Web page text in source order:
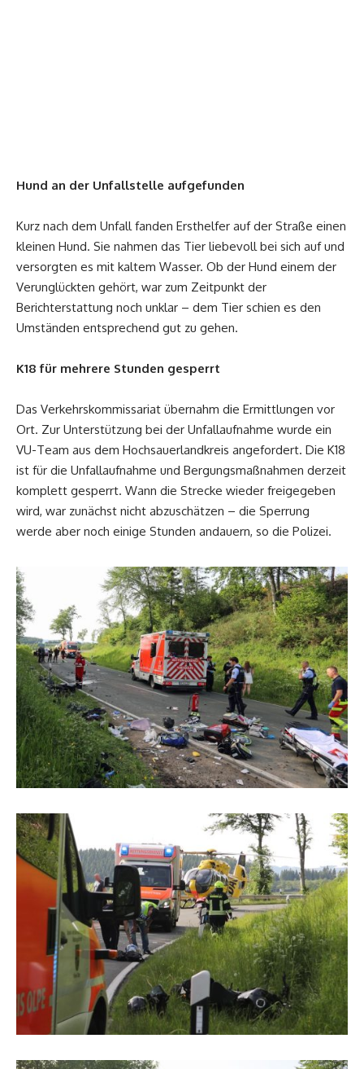
Hund an der Unfallstelle aufgefunden
Kurz nach dem Unfall fanden Ersthelfer auf der Straße einen
kleinen Hund. Sie nahmen das Tier liebevoll bei sich auf und
versorgten es mit kaltem Wasser. Ob der Hund einem der
Verunglückten gehört, war zum Zeitpunkt der
Berichterstattung noch unklar – dem Tier schien es den
Umständen entsprechend gut zu gehen.
K18 für mehrere Stunden gesperrt
Das Verkehrskommissariat übernahm die Ermittlungen vor
Ort. Zur Unterstützung bei der Unfallaufnahme wurde ein
VU-Team aus dem Hochsauerlandkreis angefordert. Die K18
ist für die Unfallaufnahme und Bergungsmaßnahmen derzeit
komplett gesperrt. Wann die Strecke wieder freigegeben
wird, war zunächst nicht abzuschätzen – die Sperrung
werde aber noch einige Stunden andauern, so die Polizei.